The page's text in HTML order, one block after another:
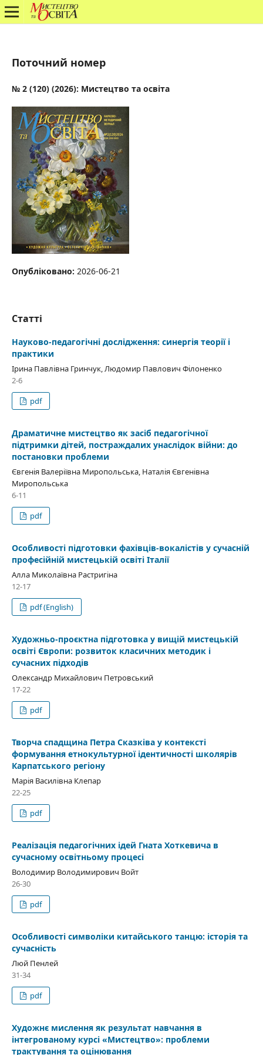
Поточний номер
№ 2 (120) (2026): Мистецтво та освіта
Опубліковано: 2026-06-21
Статті
Науково-педагогічні дослідження: синергія теорії і
практики
Ірина Павлівна Гринчук, Людомир Павлович Філоненко
2-6
pdf
Драматичне мистецтво як засіб педагогічної
підтримки дітей, постраждалих унаслідок війни: до
постановки проблеми
Євгенія Валеріївна Миропольська, Наталія Євгенівна
Миропольська
6-11
pdf
Особливості підготовки фахівців-вокалістів у сучасній
професійній мистецькій освіті Італії
Алла Миколаївна Растригіна
12-17
pdf (English)
Художньо-проєктна підготовка у вищій мистецькій
освіті Європи: розвиток класичних методик і
сучасних підходів
Олександр Михайлович Петровський
17-22
pdf
Творча спадщина Петра Сказківа у контексті
формування етнокультурної ідентичності школярів
Карпатського регіону
Марія Василівна Клепар
22-25
pdf
Реалізація педагогічних ідей Гната Хоткевича в
сучасному освітньому процесі
Володимир Володимирович Войт
26-30
pdf
Особливості символіки китайського танцю: історія та
сучасність
Люй Пенлей
31-34
pdf
Художнє мислення як результат навчання в
інтегрованому курсі «Мистецтво»: проблеми
трактування та оцінювання